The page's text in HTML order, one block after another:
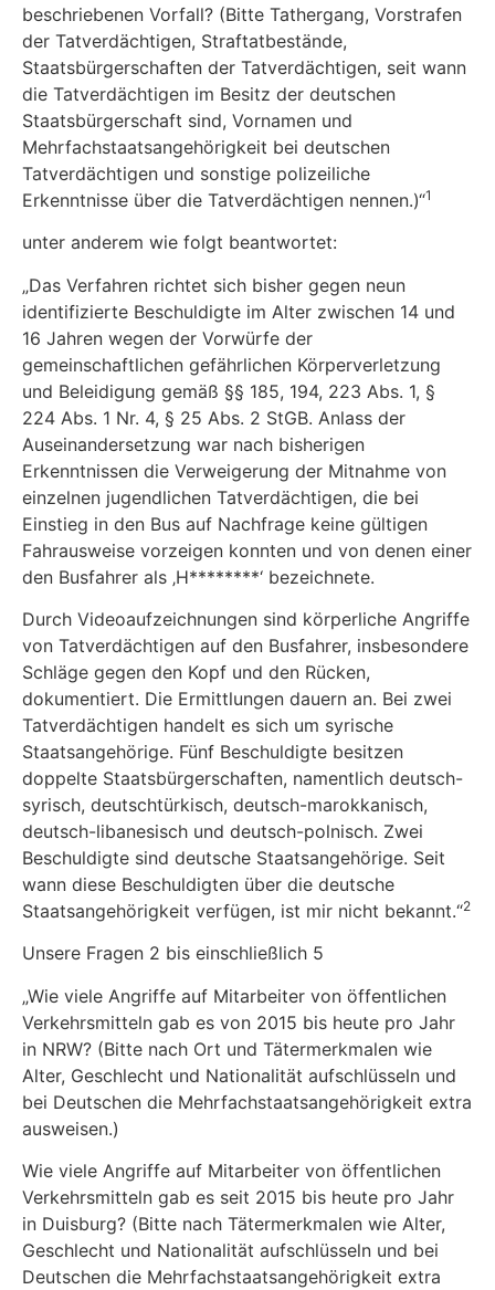
beschriebenen Vorfall? (Bitte Tathergang, Vorstrafen
der Tatverdächtigen, Straftatbestände,
Staatsbürgerschaften der Tatverdächtigen, seit wann
die Tatverdächtigen im Besitz der deutschen
Staatsbürgerschaft sind, Vornamen und
Mehrfachstaatsangehörigkeit bei deutschen
Tatverdächtigen und sonstige polizeiliche
Erkenntnisse über die Tatverdächtigen nennen.)“1
unter anderem wie folgt beantwortet:
„Das Verfahren richtet sich bisher gegen neun
identifizierte Beschuldigte im Alter zwischen 14 und
16 Jahren wegen der Vorwürfe der
gemeinschaftlichen gefährlichen Körperverletzung
und Beleidigung gemäß §§ 185, 194, 223 Abs. 1, §
224 Abs. 1 Nr. 4, § 25 Abs. 2 StGB. Anlass der
Auseinandersetzung war nach bisherigen
Erkenntnissen die Verweigerung der Mitnahme von
einzelnen jugendlichen Tatverdächtigen, die bei
Einstieg in den Bus auf Nachfrage keine gültigen
Fahrausweise vorzeigen konnten und von denen einer
den Busfahrer als ‚H********‘ bezeichnete.
Durch Videoaufzeichnungen sind körperliche Angriffe
von Tatverdächtigen auf den Busfahrer, insbesondere
Schläge gegen den Kopf und den Rücken,
dokumentiert. Die Ermittlungen dauern an. Bei zwei
Tatverdächtigen handelt es sich um syrische
Staatsangehörige. Fünf Beschuldigte besitzen
doppelte Staatsbürgerschaften, namentlich deutsch-
syrisch, deutsch­türkisch, deutsch-marokkanisch,
deutsch-libanesisch und deutsch-polnisch. Zwei
Beschuldigte sind deutsche Staatsangehörige. Seit
wann diese Beschuldigten über die deutsche
Staatsangehörigkeit verfügen, ist mir nicht bekannt.“2
Unsere Fragen 2 bis einschließlich 5
„Wie viele Angriffe auf Mitarbeiter von öffentlichen
Verkehrsmitteln gab es von 2015 bis heute pro Jahr
in NRW? (Bitte nach Ort und Tätermerkmalen wie
Alter, Geschlecht und Nationalität aufschlüsseln und
bei Deutschen die Mehrfachstaatsangehörigkeit extra
ausweisen.)
Wie viele Angriffe auf Mitarbeiter von öffentlichen
Verkehrsmitteln gab es seit 2015 bis heute pro Jahr
in Duisburg? (Bitte nach Tätermerkmalen wie Alter,
Geschlecht und Nationalität aufschlüsseln und bei
Deutschen die Mehrfachstaatsangehörigkeit extra